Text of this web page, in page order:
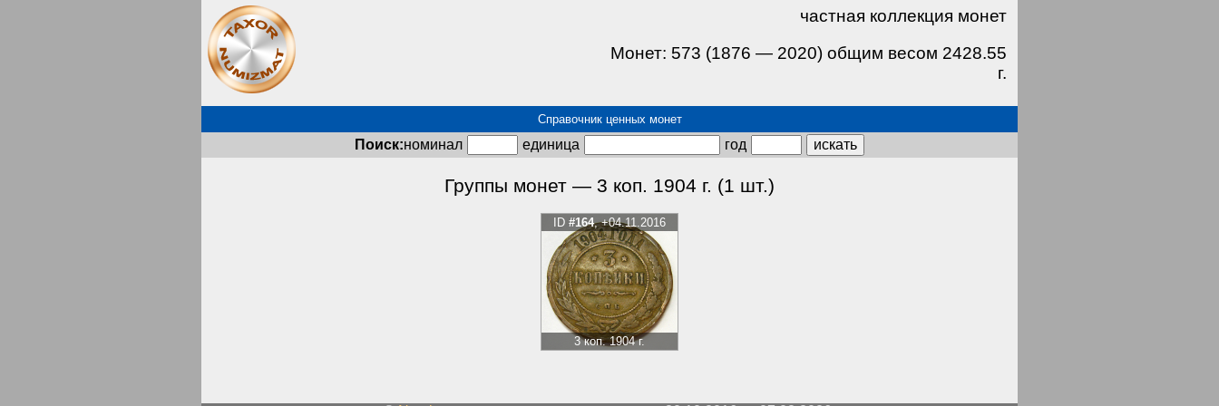
частная коллекция монет
Монет: 573 (1876 — 2020) общим весом 2428.55
г.
Справочник ценных монет
Поиск:номинал единица год искать
Группы монет — 3 коп. 1904 г. (1 шт.)
3 коп. 1904 г.
ID #164, +04.11.2016